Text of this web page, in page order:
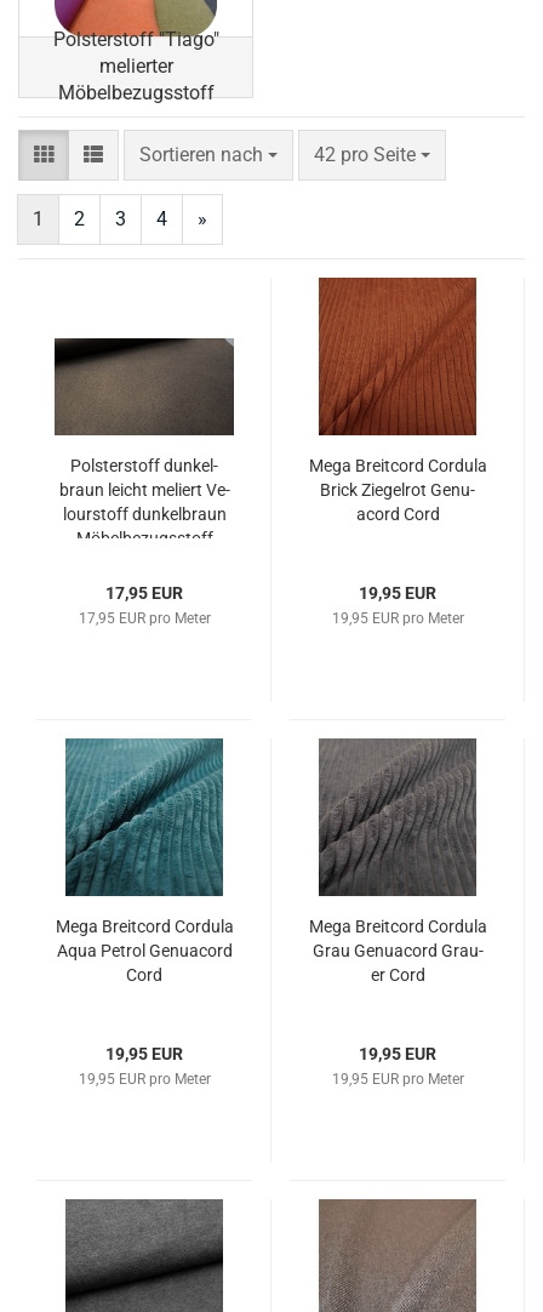
Polsterstoff "Tiago"
melierter
Möbelbezugsstoff
Sortieren nach
Sortieren nach 42 pro Seite
pro Seite
1 2 3 4 »
Pols­ter­stoff dun­kel­
braun leicht me­liert Ve­
lour­stoff dun­kel­braun
Mö­bel­be­zugs­stoff
17,95 EUR
17,95 EUR pro Meter
Mega Breit­cord Cor­du­la
Brick Zie­gel­rot Ge­nu­
acord Cord
19,95 EUR
19,95 EUR pro Meter
Mega Breit­cord Cor­du­la
Aqua Pe­trol Ge­nu­acord
Cord
19,95 EUR
19,95 EUR pro Meter
Mega Breit­cord Cor­du­la
Grau Ge­nu­acord Grau­
er Cord
19,95 EUR
19,95 EUR pro Meter